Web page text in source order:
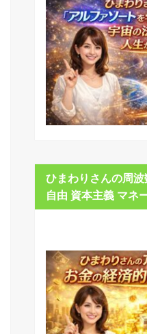
ひまわりさんの周
自由 資本主義 マネ